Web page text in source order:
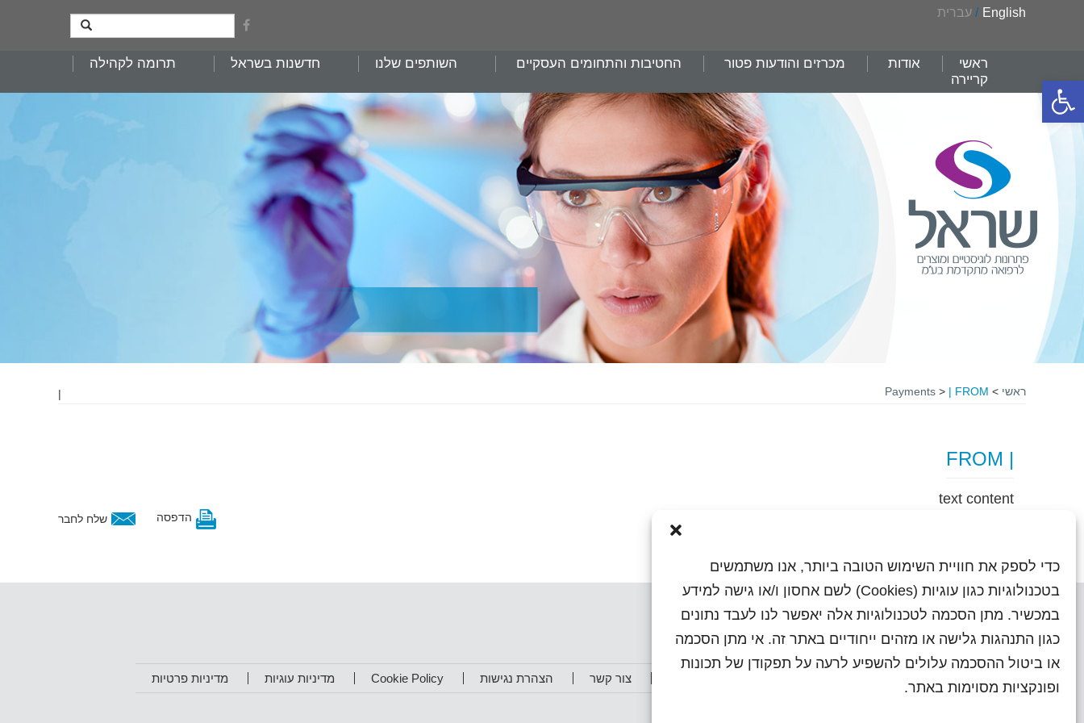
פתח סרגל נגישות
כדי לספק את חוויית השימוש הטובה ביותר, אנו משתמשים
בטכנולוגיות כגון עוגיות (Cookies) לשם אחסון ו/או גישה למידע
במכשיר. מתן הסכמה לטכנולוגיות אלה יאפשר לנו לעבד נתונים
כגון התנהגות גלישה או מזהים ייחודיים באתר זה. אי מתן הסכמה
או ביטול ההסכמה עלולים להשפיע לרעה על תפקודן של תכונות
ופונקציות מסוימות באתר.
English
/ עברית
ראשי אודות מכרזים והודעות פטור החטיבות והתחומים העסקיים השותפים שלנו חדשנות בשראל
תרומה לקהילה
קריירה
ראשי >
Payments > | FROM
|
| FROM
text content
שלח לחבר הדפסה
צור קשר הצהרת נגישות Cookie Policy מדיניות עוגיות מדיניות פרטיות